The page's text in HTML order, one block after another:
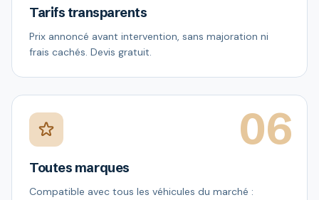
Tarifs transparents
Prix annoncé avant intervention, sans majoration ni
frais cachés. Devis gratuit.
06
Toutes marques
Compatible avec tous les véhicules du marché :